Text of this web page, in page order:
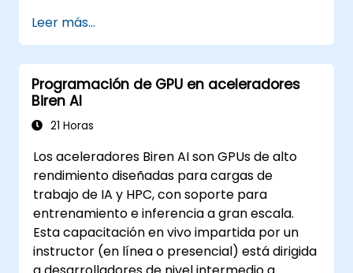
Leer más...
Programación de GPU en aceleradores
Biren AI
21 Horas
Los aceleradores Biren AI son GPUs de alto
rendimiento diseñadas para cargas de
trabajo de IA y HPC, con soporte para
entrenamiento e inferencia a gran escala.
Esta capacitación en vivo impartida por un
instructor (en línea o presencial) está dirigida